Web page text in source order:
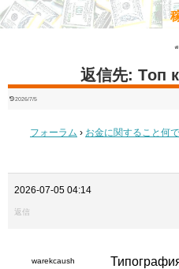
返信先: Tоп
2026/7/5
フォーラム › お金に関すること何
2026-07-05 04:14
返信
warekcaush